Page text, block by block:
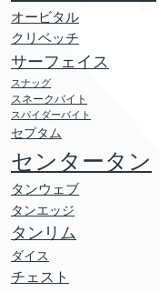
オービタル
クリベッチ
サーフェイス
スナッグ
スネークバイト
スパイダーバイト
セプタム
センタータン
タンウェブ
タンエッジ
タンリム
ダイス
チェスト